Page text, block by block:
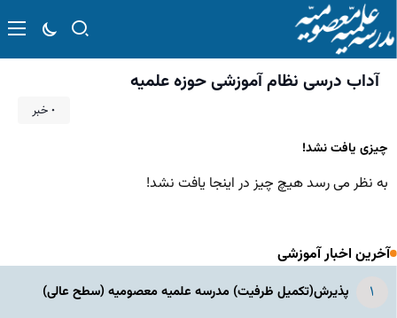
آداب درسی نظام آموزشی حوزه علمیه
۰ خبر
چیزی یافت نشد!
به نظر می رسد هیچ چیز در اینجا یافت نشد!
آخرین اخبار آموزشی
پذیرش(تکمیل ظرفیت) مدرسه علمیه معصومیه‌ (سطح عالی)